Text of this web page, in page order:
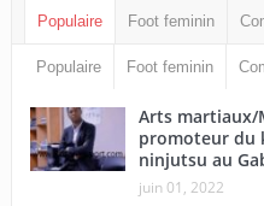
Populaire Foot feminin
Populaire Foot feminin
Arts martiaux/
promoteur du
ninjutsu au
juin 01, 2022